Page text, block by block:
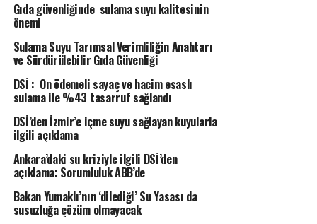
Gıda güvenliğinde sulama suyu kalitesinin
önemi
Sulama Suyu Tarımsal Verimliliğin Anahtarı
ve Sürdürülebilir Gıda Güvenliği
DSİ : Ön ödemeli sayaç ve hacim esaslı
sulama ile %43 tasarruf sağlandı
DSİ’den İzmir’e içme suyu sağlayan kuyularla
ilgili açıklama
Ankara’daki su kriziyle ilgili DSİ’den
açıklama: Sorumluluk ABB’de
Bakan Yumaklı’nın ‘dilediği’ Su Yasası da
susuzluğa çözüm olmayacak